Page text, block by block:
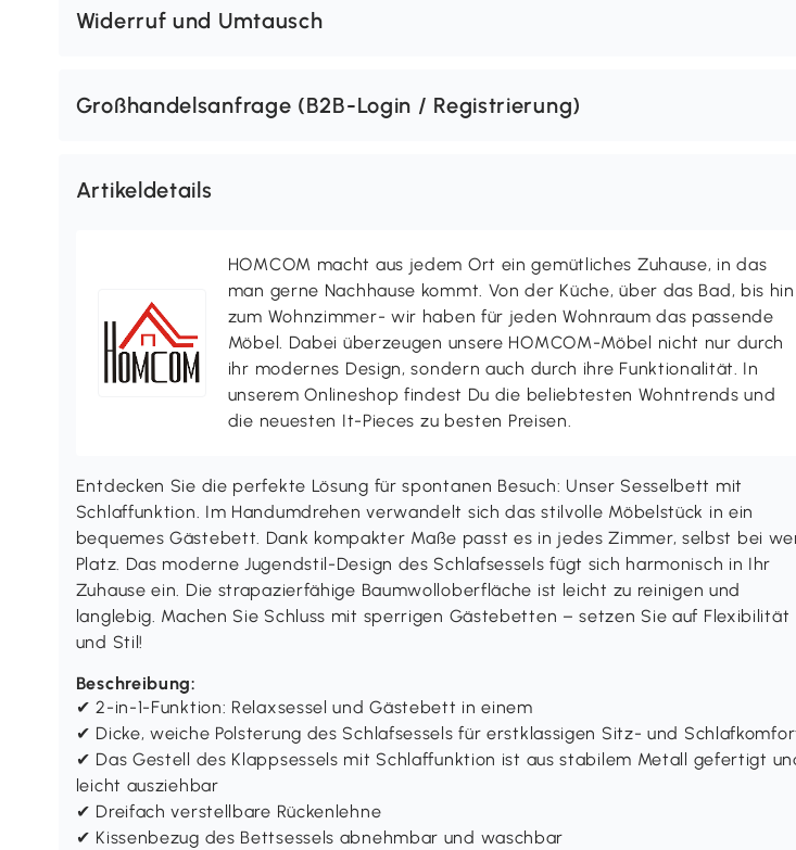
Widerruf und Umtausch
Großhandelsanfrage (B2B-Login / Registrierung)
Artikeldetails
HOMCOM macht aus jedem Ort ein gemütliches Zuhause, in das
man gerne Nachhause kommt. Von der Küche, über das Bad, bis hin
zum Wohnzimmer- wir haben für jeden Wohnraum das passende
Möbel. Dabei überzeugen unsere HOMCOM-Möbel nicht nur durch
ihr modernes Design, sondern auch durch ihre Funktionalität. In
unserem Onlineshop findest Du die beliebtesten Wohntrends und
die neuesten It-Pieces zu besten Preisen.
Entdecken Sie die perfekte Lösung für spontanen Besuch: Unser Sesselbett mit
Schlaffunktion. Im Handumdrehen verwandelt sich das stilvolle Möbelstück in ein
bequemes Gästebett. Dank kompakter Maße passt es in jedes Zimmer, selbst bei
Platz. Das moderne Jugendstil-Design des Schlafsessels fügt sich harmonisch in Ihr
Zuhause ein. Die strapazierfähige Baumwolloberfläche ist leicht zu reinigen und
langlebig. Machen Sie Schluss mit sperrigen Gästebetten – setzen Sie auf Flexibilität
und Stil!
Beschreibung:
✔ 2-in-1-Funktion: Relaxsessel und Gästebett in einem
✔ Dicke, weiche Polsterung des Schlafsessels für erstklassigen Sitz- und
✔ Das Gestell des Klappsessels mit Schlaffunktion ist aus stabilem Metall gefertigt
leicht ausziehbar
✔ Dreifach verstellbare Rückenlehne
✔ Kissenbezug des Bettsessels abnehmbar und waschbar